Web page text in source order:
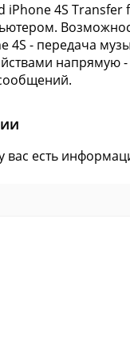
iPhone 4S
4S - передача
напрямую
вас есть